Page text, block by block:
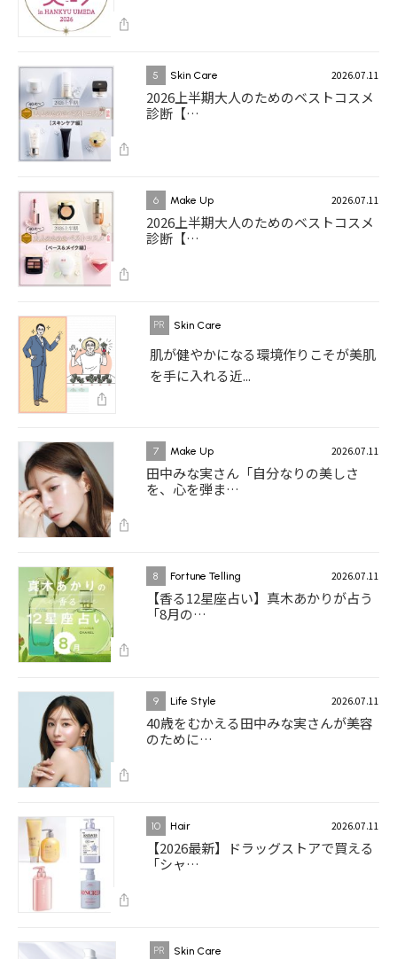
5 Skin Care 2026.07.11
2026上半期大人のためのベストコスメ
診断【…
6 Make Up 2026.07.11
2026上半期大人のためのベストコスメ
診断【…
Skin Care
肌が健やかになる環境作りこそが美肌
を手に入れる近...
7 Make Up 2026.07.11
田中みな実さん「自分なりの美しさ
を、心を弾ま…
8 Fortune Telling 2026.07.11
【香る12星座占い】真木あかりが占う
「8月の…
9 Life Style 2026.07.11
40歳をむかえる田中みな実さんが美容
のために…
10 Hair 2026.07.11
【2026最新】ドラッグストアで買える
「シャ…
Skin Care